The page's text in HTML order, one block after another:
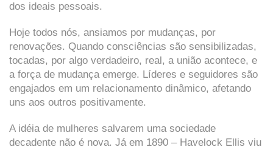
dos ideais pessoais.
Hoje todos nós, ansiamos por mudanças, por
renovações. Quando consciências são sensibilizadas,
tocadas, por algo verdadeiro, real, a união acontece, e
a força de mudança emerge. Líderes e seguidores são
engajados em um relacionamento dinâmico, afetando
uns aos outros positivamente.
A idéia de mulheres salvarem uma sociedade
decadente não é nova. Já em 1890 – Havelock Ellis viu